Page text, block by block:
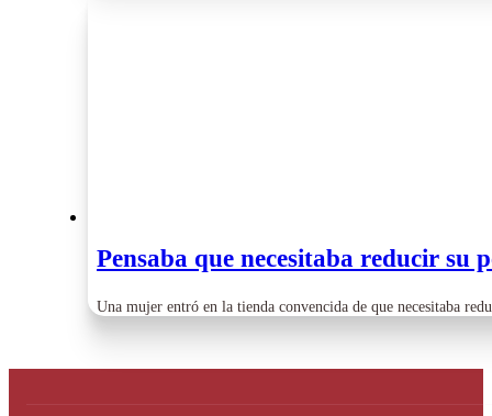
Pensaba que necesitaba reducir su
Una mujer entró en la tienda convencida de que necesitaba